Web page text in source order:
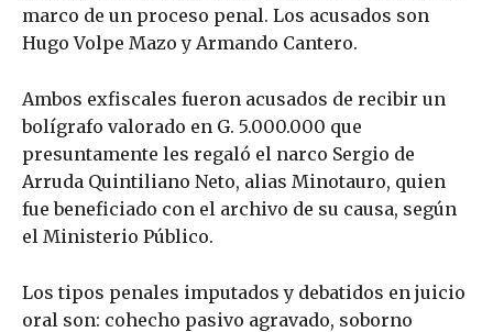
marco de un proceso penal. Los acusados son
Hugo Volpe Mazo y Armando Cantero.
Ambos exfiscales fueron acusados de recibir un
bolígrafo valorado en G. 5.000.000 que
presuntamente les regaló el narco Sergio de
Arruda Quintiliano Neto, alias Minotauro, quien
fue beneficiado con el archivo de su causa, según
el Ministerio Público.
Los tipos penales imputados y debatidos en juicio
oral son: cohecho pasivo agravado, soborno